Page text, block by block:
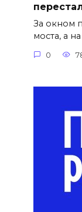
За окном
моста, а на
0